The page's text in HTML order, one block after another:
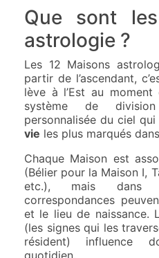
Que sont
astrologie ?
Les 12 Maisons
partir de l’ascendant,
lève à l’Est au
système de
personnalisée du ciel
vie les plus marqués
Chaque Maison est
(Bélier pour la Maison I,
etc.), mais dans
correspondances
et le lieu de naissance.
(les signes qui les
résident) influence